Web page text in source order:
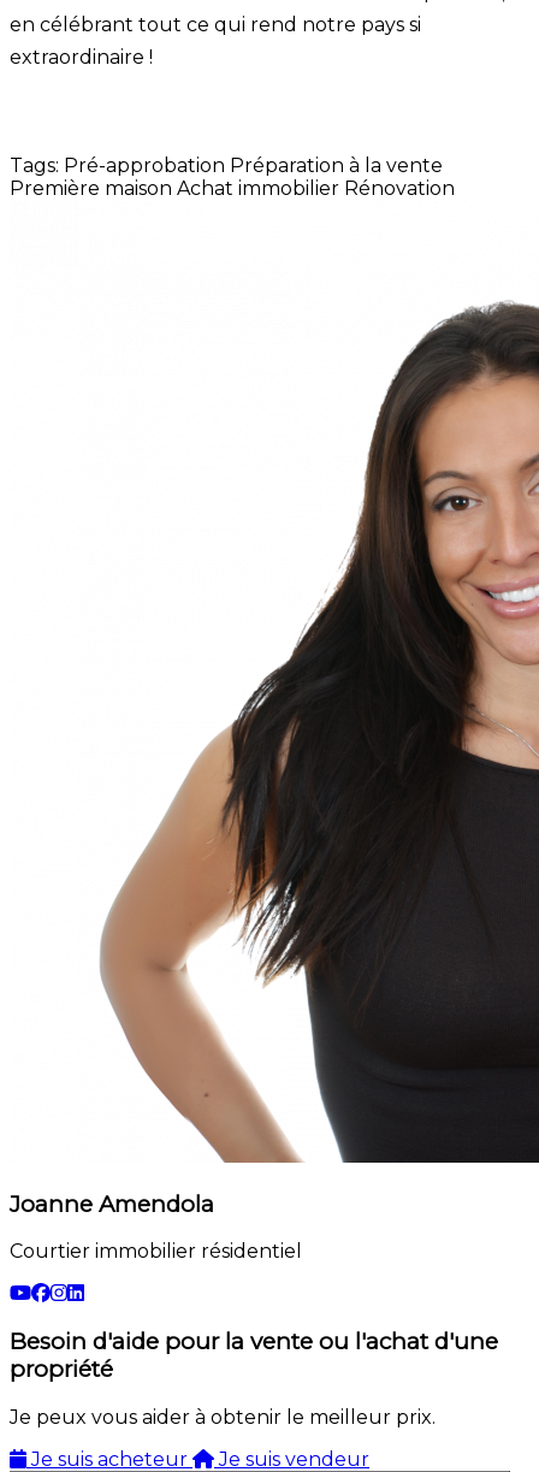
en célébrant tout ce qui rend notre pays si
extraordinaire !
Tags: Pré-approbation Préparation à la vente
Première maison Achat immobilier Rénovation
Joanne Amendola
Courtier immobilier résidentiel
Besoin d'aide pour la vente ou l'achat d'une
propriété
Je peux vous aider à obtenir le meilleur prix.
Je suis acheteur
Je suis vendeur